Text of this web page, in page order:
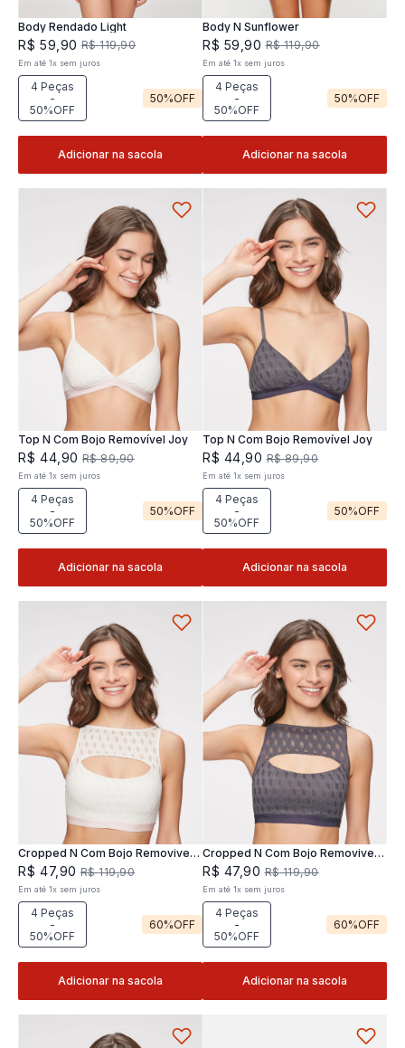
Body Rendado Light
R$ 59 90 R$ 119,90
Em até1x sem juros
4 Peças
-
50%OFF
50%OFF
Adicionar na sacola
Body N Sunflower
R$ 59 ,90 R$ 119,90
Em até 1x sem juros
4 Peças
-
50%OFF
50%OFF
Adicionar na sacola
Top N Com Bojo Removível Joy
R$ 44,90 R$ 89,90
Em até1x sem juros
4 Peças
-
50%OFF
50%OFF
Adicionar na sacola
Top N Com Bojo Removível Joy
R$ 44,90 R$ 89,90
Em até 1x sem juros
4 Peças
-
50%OFF
50%OFF
Adicionar na sacola
Cropped N Com Bojo Removivel
Joy
R$ 47, 90 R$ 119,90
Em até1x sem juros
4 Peças
-
50%OFF
60%OFF
Adicionar na sacola
Cropped N Com Bojo Removivel
Joy
R$ 47,90 R$ 119,90
Em até 1x sem juros
4 Peças
-
50%OFF
60%OFF
Adicionar na sacola